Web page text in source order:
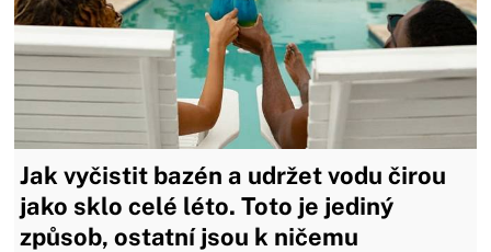
Jak vyčistit bazén a udržet vodu čirou
jako sklo celé léto. Toto je jediný
způsob, ostatní jsou k ničemu